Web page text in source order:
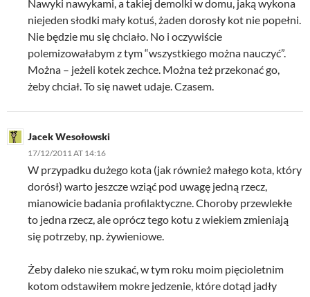
Nawyki nawykami, a takiej demolki w domu, jaką wykona
niejeden słodki mały kotuś, żaden dorosły kot nie popełni.
Nie będzie mu się chciało. No i oczywiście
polemizowałabym z tym “wszystkiego można nauczyć”.
Można – jeżeli kotek zechce. Można też przekonać go,
żeby chciał. To się nawet udaje. Czasem.
Jacek Wesołowski
17/12/2011 AT 14:16
W przypadku dużego kota (jak również małego kota, który
dorósł) warto jeszcze wziąć pod uwagę jedną rzecz,
mianowicie badania profilaktyczne. Choroby przewlekłe
to jedna rzecz, ale oprócz tego kotu z wiekiem zmieniają
się potrzeby, np. żywieniowe.
Żeby daleko nie szukać, w tym roku moim pięcioletnim
kotom odstawiłem mokre jedzenie, które dotąd jadły